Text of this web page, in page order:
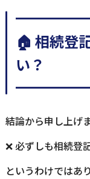
🏠 相続登
い？
結論から申し上げ
❌ 必ずしも相続登
というわけではあ